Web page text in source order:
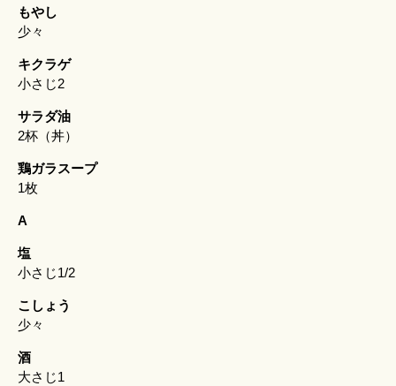
もやし
少々
キクラゲ
小さじ2
サラダ油
2杯（丼）
鶏ガラスープ
1枚
A
塩
小さじ1/2
こしょう
少々
酒
大さじ1